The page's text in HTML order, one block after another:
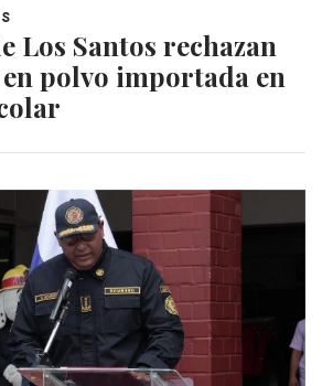
Los Santos rechazan
polvo importada en